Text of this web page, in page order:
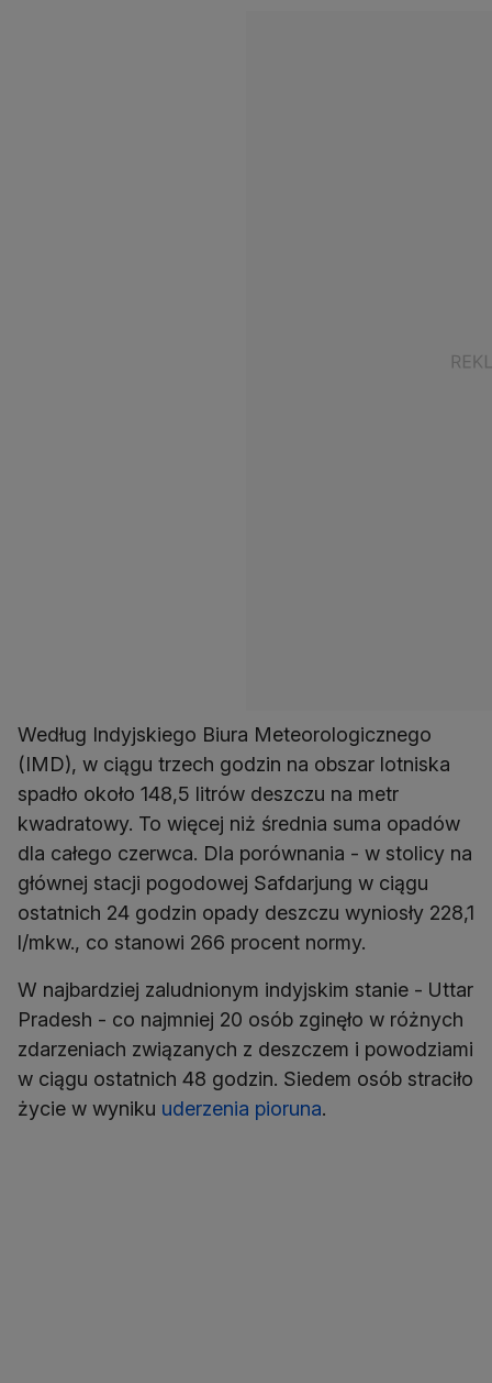
Według Indyjskiego Biura Meteorologicznego
(IMD), w ciągu trzech godzin na obszar lotniska
spadło około 148,5 litrów deszczu na metr
kwadratowy. To więcej niż średnia suma opadów
dla całego czerwca. Dla porównania - w stolicy na
głównej stacji pogodowej Safdarjung w ciągu
ostatnich 24 godzin opady deszczu wyniosły 228,1
l/mkw., co stanowi 266 procent normy.
W najbardziej zaludnionym indyjskim stanie - Uttar
Pradesh - co najmniej 20 osób zginęło w różnych
zdarzeniach związanych z deszczem i powodziami
w ciągu ostatnich 48 godzin. Siedem osób straciło
życie w wyniku uderzenia pioruna.